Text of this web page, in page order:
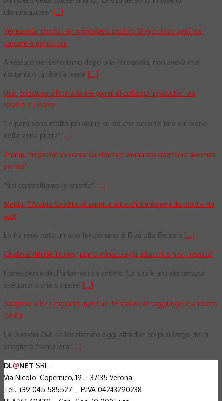
identificazione' [...]
Venezuela, morto l'ex prigioniero politico Breijo dopo anni tra
carcere e domiciliari
Arrestato per terrorismo dopo una fotografia, non aveva mai
riottenuto la libertà piena [...]
Usa, conclusa a Roma la tre giorni di colloqui 'produttivi' tra
Israele e Libano
'Le parti sono molto più vicine su ciò che occorre fare sul piano
della zona pilota' [...]
Trump, 'negoziati in corso su Hormuz, annuncio potrebbe avvenire
presto'
'Noi controlliamo lo stretto' [...]
Media, 'l'Arabia Saudita si aspetta attacchi imminenti da nord e da
sud'
Lo ha reso noto un alto funzionario di Riad alla Reuters [...]
Ghalibaf deride Trump, 'prima minaccia gli attacchi e poi li revoca'
Il presidente del Parlamento iraniano: 'La sua è una diplomazia
spettacolo che si ripete' [...]
Salgono a 82 i migranti morti nel tentativo di raggiungere a nuoto
Ceuta
La Guardia Civil ha localizzato oggi altri due corpi al largo della
scogliera frontaliera [...]
DL@NET SRL
Via Nicolo’ Copernico, 19 – 37135 Verona
Tel. +39 045 585527 – P.IVA 04243290238